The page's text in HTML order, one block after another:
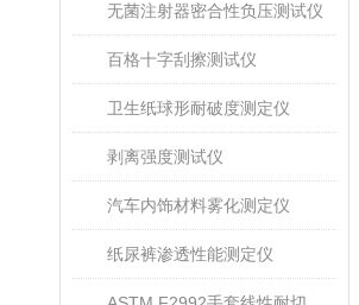
无菌注射器密合性负压测试仪
百格十字刮擦测试仪
卫生纸球形耐破度测定仪
剥离强度测试仪
汽车内饰材料雾化测定仪
纸尿裤渗透性能测定仪